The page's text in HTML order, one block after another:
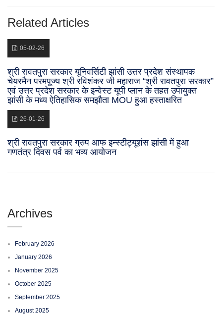
Related Articles
05-02-26
श्री रावतपुरा सरकार यूनिवर्सिटी झांसी उत्तर प्रदेश संस्थापक
चेयरमैन परमपूज्य श्री रविशंकर जी महाराज “श्री रावतपुरा सरकार”
एवं उत्तर प्रदेश सरकार के इन्वेस्ट यूपी प्लान के तहत उपायुक्त
झांसी के मध्य ऐतिहासिक समझौता MOU हुआ हस्ताक्षरित
26-01-26
श्री रावतपुरा सरकार ग्रुप आफ इन्स्टीट्यूशंस झांसी में हुआ
गणतंत्र दिवस पर्व का भव्य आयोजन
Archives
February 2026
January 2026
November 2025
October 2025
September 2025
August 2025